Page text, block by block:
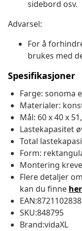
sidebord osv.
Advarsel:
For å
brukes med
Spesifikasjoner
Farge: sonoma
Materialer:
Mål: 60 x 40 x
Lastekapasitet
Total
Form:
Montering
Flere detaljer
kan du finne her
SKU:848795
Brand:vidaXL